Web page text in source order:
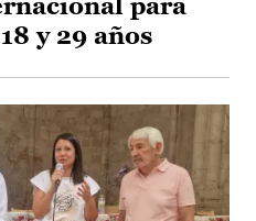
para
y 29 años